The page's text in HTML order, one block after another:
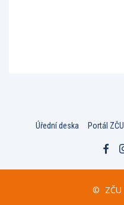
Úřední deska Portál ZČU
© ZČU